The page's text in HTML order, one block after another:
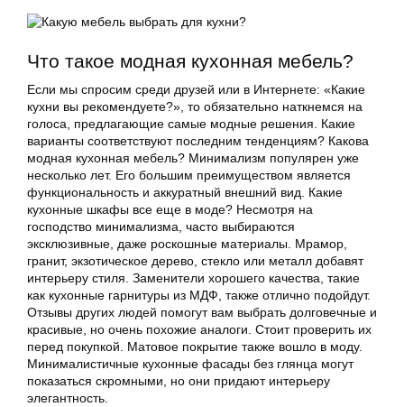
Что такое модная кухонная мебель?
Если мы спросим среди друзей или в Интернете: «Какие
кухни вы рекомендуете?», то обязательно наткнемся на
голоса, предлагающие самые модные решения. Какие
варианты соответствуют последним тенденциям? Какова
модная кухонная мебель? Минимализм популярен уже
несколько лет. Его большим преимуществом является
функциональность и аккуратный внешний вид. Какие
кухонные шкафы все еще в моде? Несмотря на
господство минимализма, часто выбираются
эксклюзивные, даже роскошные материалы. Мрамор,
гранит, экзотическое дерево, стекло или металл добавят
интерьеру стиля. Заменители хорошего качества, такие
как кухонные гарнитуры из МДФ, также отлично подойдут.
Отзывы других людей помогут вам выбрать долговечные и
красивые, но очень похожие аналоги. Стоит проверить их
перед покупкой. Матовое покрытие также вошло в моду.
Минималистичные кухонные фасады без глянца могут
показаться скромными, но они придают интерьеру
элегантность.